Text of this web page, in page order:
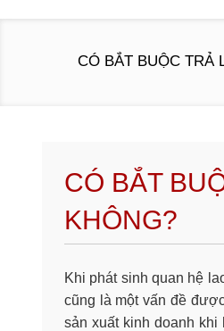
CÓ BẮT BUỘC TRẢ
CÓ BẮT
KHÔNG?
Khi phát sinh quan hệ
cũng là một vấn đề
sản xuất kinh doanh